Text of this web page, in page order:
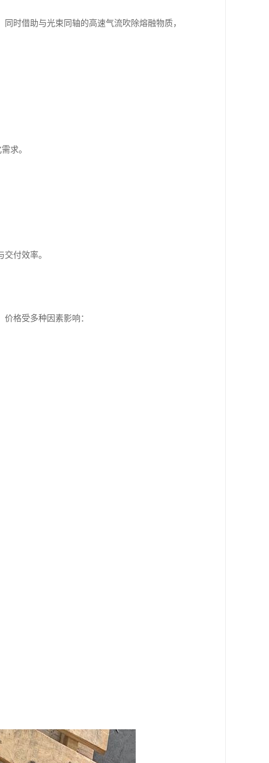
时借助与光束同轴的高速气流吹除熔融物质，
求。
付效率。
格受多种因素影响：